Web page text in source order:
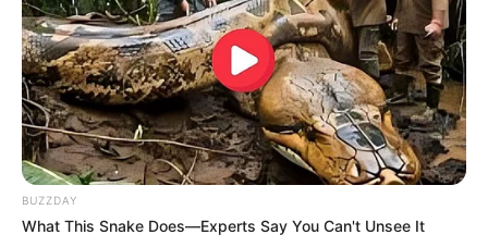
BUZZDAY
What This Snake Does—Experts Say You Can't Unsee It